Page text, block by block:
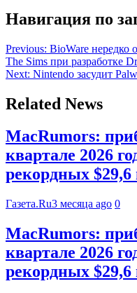
Навигация по
Previous: BioWare нередко
The Sims при разработке
Next: Nintendo засудит
Related News
MacRumors:
квартале 2026
рекордных $29,6
Газета.Ru3 месяца ago 0
MacRumors:
квартале 2026
рекордных $29,6